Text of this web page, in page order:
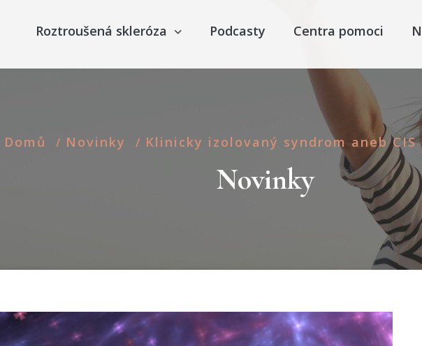
Roztroušená skleróza Podcasty Centra pomoci
Domů / Novinky / Klinicky izolovaný syndrom aneb
Novinky